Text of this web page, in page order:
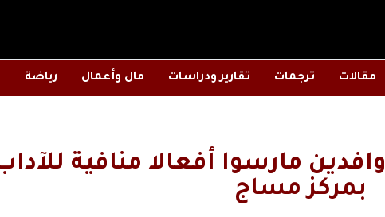
مقالات ترجمات تقارير ودراسات مال وأعمال رياضة
السعودية.. ضبط 6 وافدين مارسوا أفعالا منافية
بمركز مساج